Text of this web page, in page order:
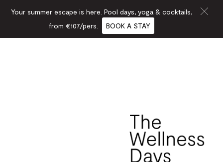
Your summer escape is here. Pool days, yoga & cocktails,
from €107/pers.
BOOK A STAY